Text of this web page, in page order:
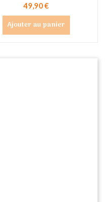
49,90 €
Ajouter au panier